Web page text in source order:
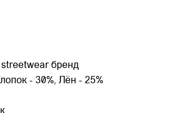
бренд
- 30%, Лён - 25%